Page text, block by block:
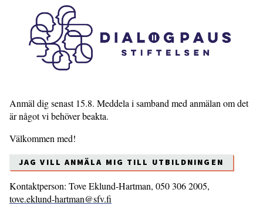
Anmäl dig senast 15.8. Meddela i samband med anmälan om det
är något vi behöver beakta.
Välkommen med!
JAG VILL ANMÄLA MIG TILL UTBILDNINGEN
Kontaktperson: Tove Eklund-Hartman, 050 306 2005,
tove.eklund-hartman@sfv.fi